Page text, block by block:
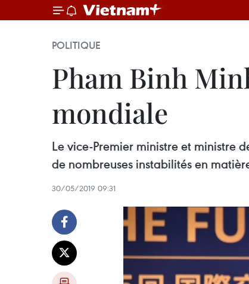
POLITIQUE
Pham Binh
mondiale
Le vice-Premier ministre et ministre
de nombreuses instabilités en
30/05/2019 09:31